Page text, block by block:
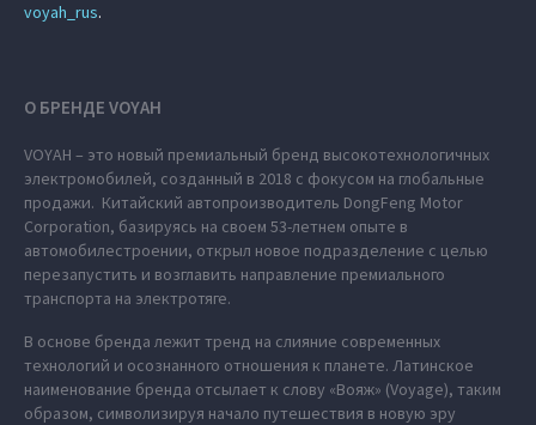
voyah_rus.
О БРЕНДЕ VOYAH
VOYAH – это новый премиальный бренд высокотехнологичных
электромобилей, созданный в 2018 с фокусом на глобальные
продажи. Китайский автопроизводитель DongFeng Motor
Corporation, базируясь на своем 53-летнем опыте в
автомобилестроении, открыл новое подразделение с целью
перезапустить и возглавить направление премиального
транспорта на электротяге.
В основе бренда лежит тренд на слияние современных
технологий и осознанного отношения к планете. Латинское
наименование бренда отсылает к слову «Вояж» (Voyage), таким
образом, символизируя начало путешествия в новую эру